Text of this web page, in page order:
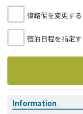
復路便を変更する
宿泊日程を指定す
Information